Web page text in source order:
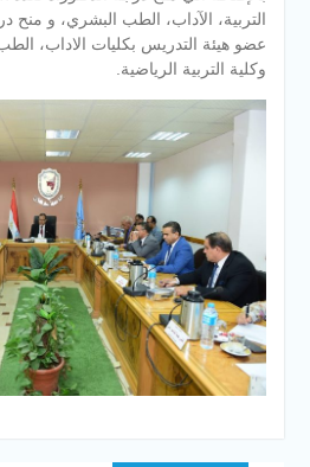
عضو هيئة التدريس بكليات الاداب،
وكلية التربية الرياضية.
تصفّح